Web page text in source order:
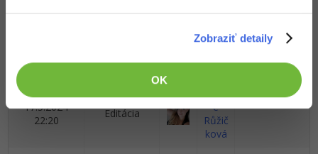
Zobraziť detaily
OK
e
ková
17.5.2024
22:20
Editácia
e
Růžič
ková